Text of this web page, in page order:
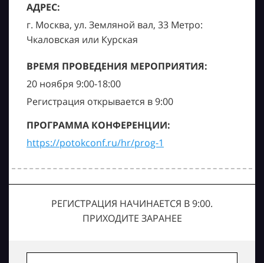
АДРЕС:
г. Москва, ул. Земляной вал, 33 Метро:
Чкаловская или Курская
ВРЕМЯ ПРОВЕДЕНИЯ МЕРОПРИЯТИЯ:
20 ноября 9:00-18:00
Регистрация открывается в 9:00
ПРОГРАММА КОНФЕРЕНЦИИ:
https://potokconf.ru/hr/prog-1
РЕГИСТРАЦИЯ НАЧИНАЕТСЯ В 9:00.
ПРИХОДИТЕ ЗАРАНЕЕ